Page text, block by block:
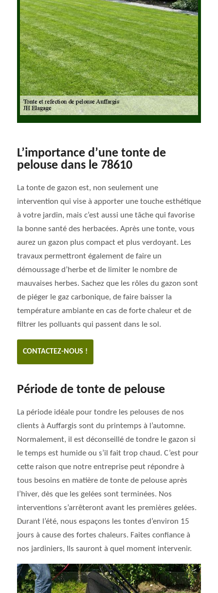
L’importance d’une tonte de
pelouse dans le 78610
La tonte de gazon est, non seulement une
intervention qui vise à apporter une touche esthétique
à votre jardin, mais c’est aussi une tâche qui favorise
la bonne santé des herbacées. Après une tonte, vous
aurez un gazon plus compact et plus verdoyant. Les
travaux permettront également de faire un
démoussage d’herbe et de limiter le nombre de
mauvaises herbes. Sachez que les rôles du gazon sont
de piéger le gaz carbonique, de faire baisser la
température ambiante en cas de forte chaleur et de
filtrer les polluants qui passent dans le sol.
CONTACTEZ-NOUS !
Période de tonte de pelouse
La période idéale pour tondre les pelouses de nos
clients à Auffargis sont du printemps à l’automne.
Normalement, il est déconseillé de tondre le gazon si
le temps est humide ou s’il fait trop chaud. C’est pour
cette raison que notre entreprise peut répondre à
tous besoins en matière de tonte de pelouse après
l’hiver, dès que les gelées sont terminées. Nos
interventions s’arrêteront avant les premières gelées.
Durant l’été, nous espaçons les tontes d’environ 15
jours à cause des fortes chaleurs. Faites confiance à
nos jardiniers, Ils sauront à quel moment intervenir.